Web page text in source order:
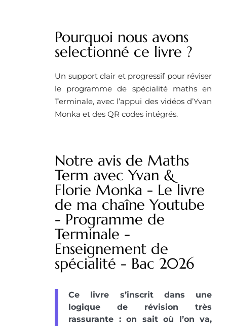
Pourquoi nous avons
selectionné ce livre ?
Un support clair et progressif pour réviser
le programme de spécialité maths en
Terminale, avec l’appui des vidéos d’Yvan
Monka et des QR codes intégrés.
Notre avis de Maths
Term avec Yvan &
Florie Monka - Le livre
de ma chaîne Youtube
- Programme de
Terminale -
Enseignement de
spécialité - Bac 2026
Ce livre s’inscrit dans une
logique de révision très
rassurante : on sait où l’on va,